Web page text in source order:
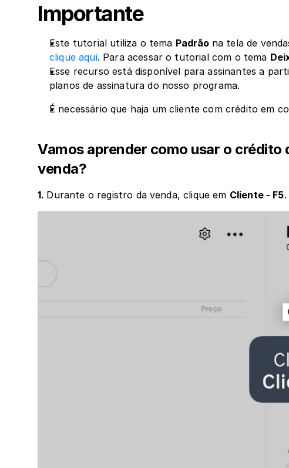
Importante
Este tutorial utiliza o tema Padrão na tela de
clique aqui. Para acessar o tutorial com o tema
Esse recurso está disponível para assinantes a
planos de assinatura do nosso programa.
É necessário que haja um cliente com crédito em
Vamos aprender como usar o crédito
venda?
1. Durante o registro da venda, clique em Cliente - F5.